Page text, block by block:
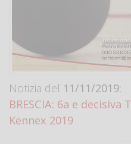
Notizia del 11/11/2019:
BRESCIA: 6a e
Kennex 2019